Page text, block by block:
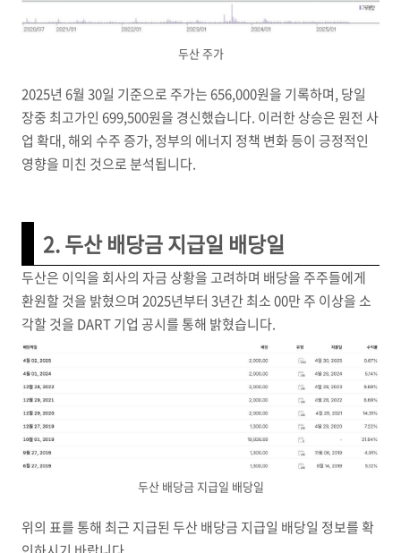
두산 주가
2025년 6월 30일 기준으로 주가는 656,000원을 기록하며, 당일
장중 최고가인 699,500원을 경신했습니다. 이러한 상승은 원전 사
업 확대, 해외 수주 증가, 정부의 에너지 정책 변화 등이 긍정적인
영향을 미친 것으로 분석됩니다.
2. 두산 배당금 지급일 배당일
두산은 이익을 회사의 자금 상황을 고려하며 배당을 주주들에게
환원할 것을 밝혔으며 2025년부터 3년간 최소 00만 주 이상을 소
각할 것을 DART 기업 공시를 통해 밝혔습니다.
두산 배당금 지급일 배당일
위의 표를 통해 최근 지급된 두산 배당금 지급일 배당일 정보를 확